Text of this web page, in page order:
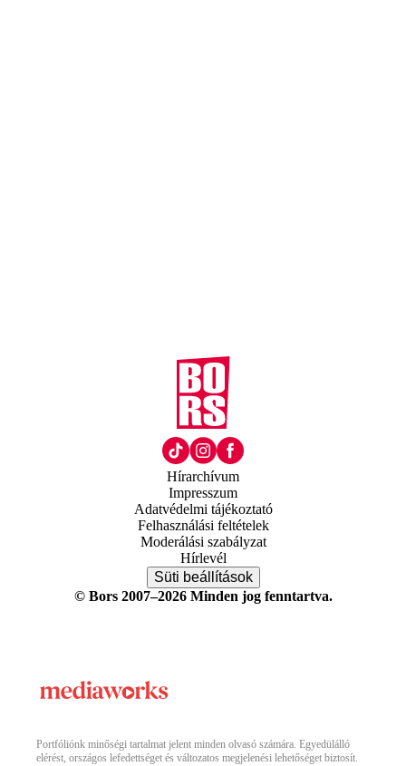
Hírarchívum
Impresszum
Adatvédelmi tájékoztató
Felhasználási feltételek
Moderálási szabályzat
Hírlevél
Süti beállítások
© Bors 2007–2026 Minden jog fenntartva.
Portfóliónk minőségi tartalmat jelent minden olvasó számára. Egyedülálló
elérést, országos lefedettséget és változatos megjelenési lehetőséget biztosít.